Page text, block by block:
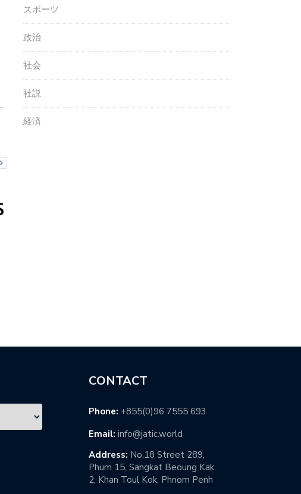
スポーツ
政治
社会
社説
経済
CONTACT
Phone: +855(0)96 7555 693
Email: info@jatic.world
Address: No,18 Street 289,
Phum 15, Sangkat Beoung Kak
2, Khan Toul Kok, Phnom Penh